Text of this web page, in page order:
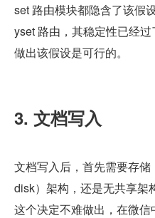
set 路由模块都隐含了该假
yset 路由，其稳定性已经
做出该假设是可行的。
3. 文档写入
文档写入后，首先需要存
disk）架构，还是无共享架
这个决定不难做出，在微